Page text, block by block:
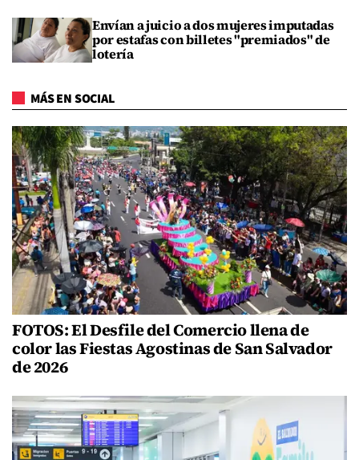
Envían a juicio a dos mujeres imputadas
por estafas con billetes "premiados" de
lotería
MÁS EN SOCIAL
FOTOS: El Desfile del Comercio llena de
color las Fiestas Agostinas de San Salvador
de 2026